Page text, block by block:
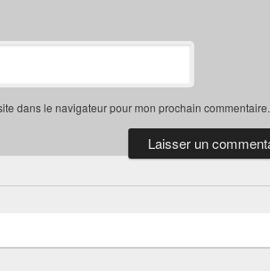
dans le navigateur pour mon prochain commentaire.